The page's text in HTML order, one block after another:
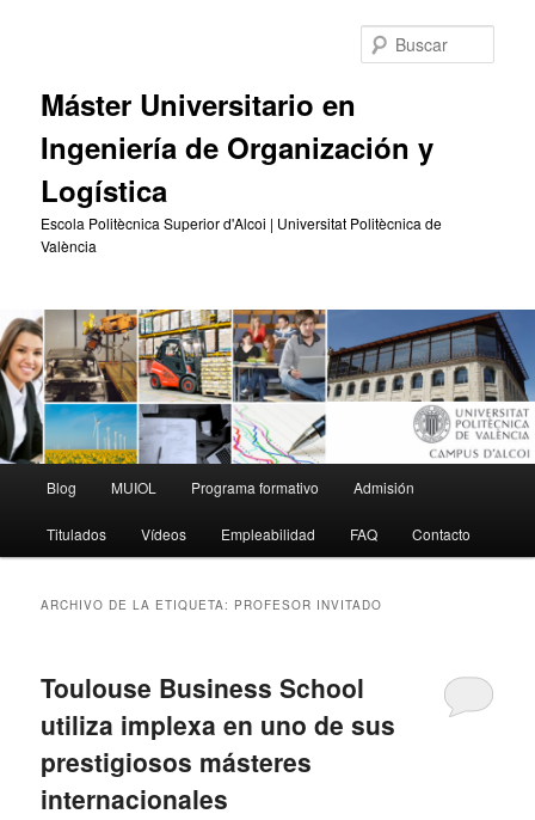
Máster Universitario en
Ingeniería de Organización y
Logística
Escola Politècnica Superior d'Alcoi | Universitat Politècnica de
València
principal
Blog MUIOL Programa formativo Admisión
Titulados Vídeos Empleabilidad FAQ Contacto
ARCHIVO DE LA ETIQUETA: PROFESOR INVITADO
Toulouse Business School
utiliza implexa en uno de sus
prestigiosos másteres
internacionales